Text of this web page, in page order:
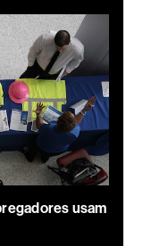
usam